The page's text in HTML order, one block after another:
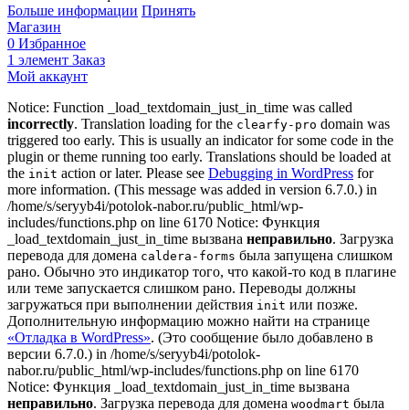
Больше информации Принять
Магазин
0 Избранное
1 элемент Заказ
Мой аккаунт
Notice: Function _load_textdomain_just_in_time was called
incorrectly. Translation loading for the clearfy-pro domain was
triggered too early. This is usually an indicator for some code in the
plugin or theme running too early. Translations should be loaded at
the init action or later. Please see Debugging in WordPress for
more information. (This message was added in version 6.7.0.) in
/home/s/seryyb4i/potolok-nabor.ru/public_html/wp-
includes/functions.php on line 6170 Notice: Функция
_load_textdomain_just_in_time вызвана неправильно. Загрузка
перевода для домена caldera-forms была запущена слишком
рано. Обычно это индикатор того, что какой-то код в плагине
или теме запускается слишком рано. Переводы должны
загружаться при выполнении действия init или позже.
Дополнительную информацию можно найти на странице
«Отладка в WordPress». (Это сообщение было добавлено в
версии 6.7.0.) in /home/s/seryyb4i/potolok-
nabor.ru/public_html/wp-includes/functions.php on line 6170
Notice: Функция _load_textdomain_just_in_time вызвана
неправильно. Загрузка перевода для домена woodmart была